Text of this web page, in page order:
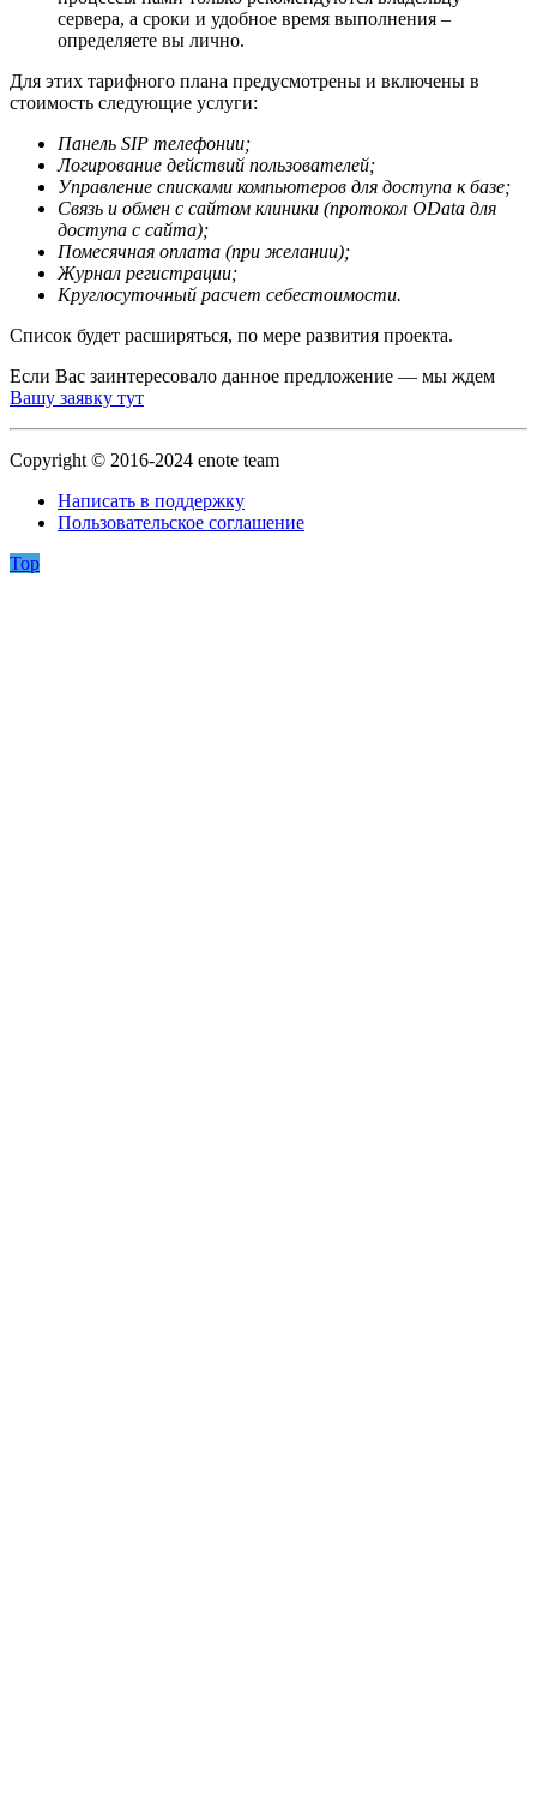
сервера, а сроки и удобное время выполнения –
определяете вы лично.
Для этих тарифного плана предусмотрены и включены в
стоимость следующие услуги:
Панель SIP телефонии;
Логирование действий пользователей;
Управление списками компьютеров для доступа к базе;
Связь и обмен с сайтом клиники (протокол OData для
доступа с сайта);
Помесячная оплата (при желании);
Журнал регистрации;
Круглосуточный расчет себестоимости.
Список будет расширяться, по мере развития проекта.
Если Вас заинтересовало данное предложение — мы ждем
Вашу заявку тут
Copyright © 2016-2024 enote team
Написать в поддержку
Пользовательское соглашение
Top